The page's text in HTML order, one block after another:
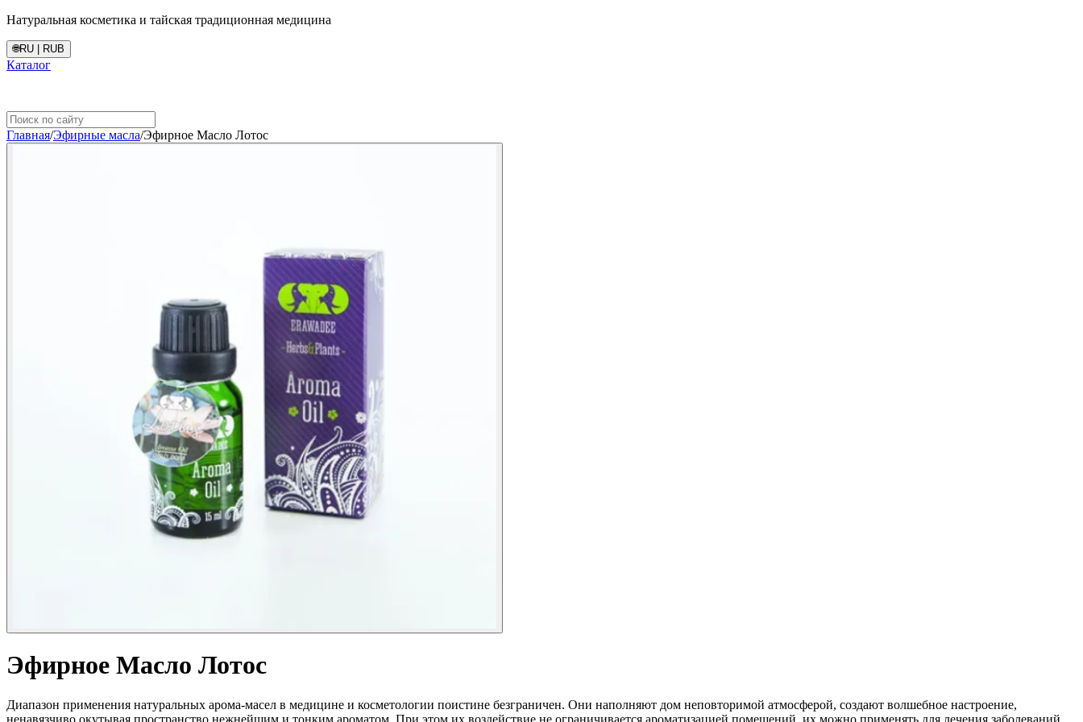
Натуральная косметика и тайская традиционная медицина
🌐RU | RUB
Каталог
Главная/Эфирные масла/Эфирное Масло Лотос
Эфирное Масло Лотос
Диапазон применения натуральных арома-масел в медицине и косметологии поистине безграничен. Они наполняют дом неповторимой атмосферой, создают волшебное настроение,
ненавязчиво окутывая пространство нежнейшим и тонким ароматом. При этом их воздействие не ограничивается ароматизацией помещений, их можно применять для лечения заболеваний,